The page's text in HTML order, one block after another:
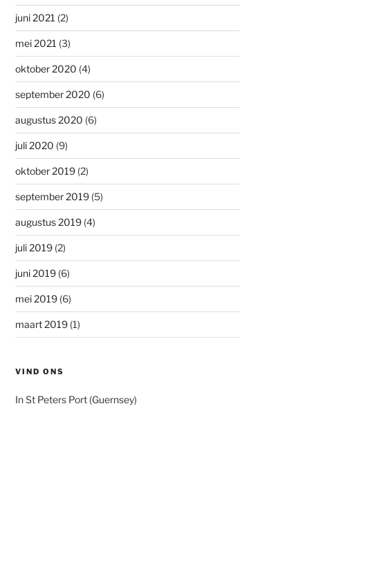
juni 2021 (2)
mei 2021 (3)
oktober 2020 (4)
september 2020 (6)
augustus 2020 (6)
juli 2020 (9)
oktober 2019(2)
september 2019(5)
augustus 2019(4)
juli 2019(2)
juni 2019(6)
mei 2019(6)
maart 2019(1)
VIND ONS
In St Peters Port (Guernsey)